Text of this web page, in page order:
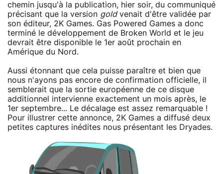
chemin jusqu'à la publication, hier soir, du communiqué
précisant que la version goldvenait d'être validée par
son éditeur, 2K Games. Gas Powered Games a donc
terminé le développement de Broken World et le jeu
devrait être disponible le 1er août prochain en
Amérique du Nord.
Aussi étonnant que cela puisse paraître et bien que
nous n'ayons pas encore de confirmation officielle, il
semblerait que la sortie européenne de ce disque
additionnel intervienne exactement un mois après, le
1er septembre... Le décalage est assez remarquable !
Pour illustrer cette annonce, 2K Games a diffusé deux
petites captures inédites nous présentant les Dryades.